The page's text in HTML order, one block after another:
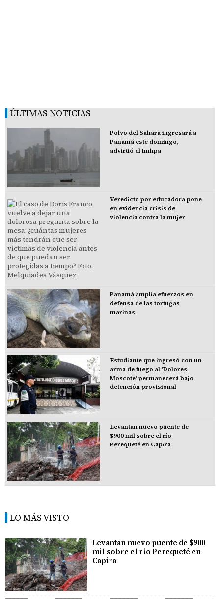
ÚLTIMAS NOTICIAS
Polvo del Sahara ingresará a
Panamá este domingo,
advirtió el Imhpa
Veredicto por educadora pone
en evidencia crisis de
violencia contra la mujer
Panamá amplía efuerzos en
defensa de las tortugas
marinas
Estudiante que ingresó con un
arma de fuego al 'Dolores
Moscote' permanecerá bajo
detención provisional
Levantan nuevo puente de
$900 mil sobre el río
Perequeté en Capira
LO MÁS VISTO
Levantan nuevo puente de $900
mil sobre el río Perequeté en
Capira